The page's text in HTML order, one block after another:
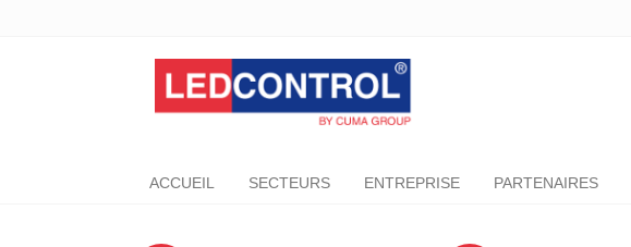
ACCUEIL SECTEURS ENTREPRISE PARTENAIRES